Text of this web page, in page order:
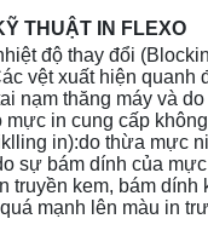
THUẬT IN FLEXO
độ thay đổi
vệt xuất hiện
nạm thăng máy và
in cung cấp
in):do thừa mực
sự bám dính của
truyền kem, bám dính
mạnh lên màu in